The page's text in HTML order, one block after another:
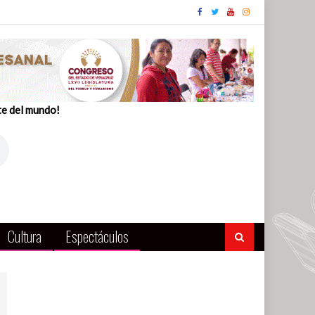
del mundo!
Cultura Espectáculos